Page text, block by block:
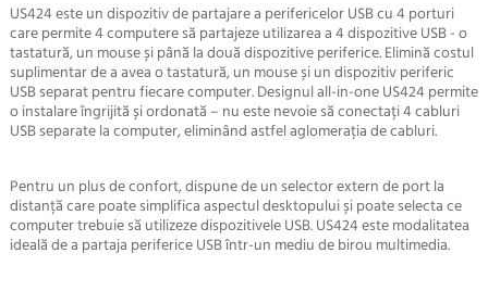
US424 este un dispozitiv de partajare a perifericelor USB cu 4 porturi
care permite 4 computere să partajeze utilizarea a 4 dispozitive USB - o
tastatură, un mouse și până la două dispozitive periferice. Elimină costul
suplimentar de a avea o tastatură, un mouse și un dispozitiv periferic
USB separat pentru fiecare computer. Designul all-in-one US424 permite
o instalare îngrijită și ordonată – nu este nevoie să conectați 4 cabluri
USB separate la computer, eliminând astfel aglomerația de cabluri.
Pentru un plus de confort, dispune de un selector extern de port la
distanță care poate simplifica aspectul desktopului și poate selecta ce
computer trebuie să utilizeze dispozitivele USB. US424 este modalitatea
ideală de a partaja periferice USB într-un mediu de birou multimedia.